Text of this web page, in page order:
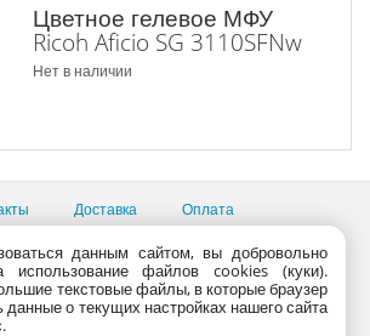
Цветное гелевое МФУ
Ricoh Aficio SG 3110SFNw
Нет в наличии
Доставка Оплата
Все пункты выдачи
по телефону:+7 (495) 795-09-03,
+7 (800) 775-09-03
© 2000 - 2017 | Все права защищены
данным сайтом, вы добровольно
использование файлов cookies (куки).
текстовые файлы, в которые браузер
данные о текущих настройках нашего сайта